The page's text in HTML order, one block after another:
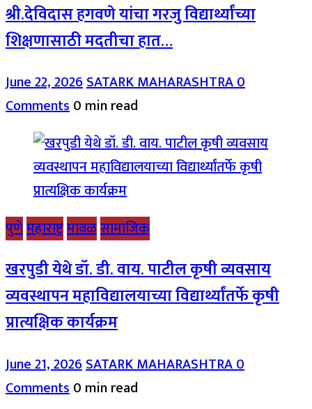
श्री.देविदास हगवणे यांचा गरजु विद्यार्थ्यांच्या
शिक्षणासाठी मदतीचा हात…
June 22, 2026SATARK MAHARASHTRA0
Comments0 min read
पुणेमहाराष्ट्रमावळसामाजिक
खरपुडी येथे डॉ. डी. वाय. पाटील कृषी व्यवसाय
व्यवस्थापन महाविद्यालयाच्या विद्यार्थ्यांतर्फे कृषी
प्रात्यक्षिक कार्यक्रम
June 21, 2026SATARK MAHARASHTRA0
Comments0 min read